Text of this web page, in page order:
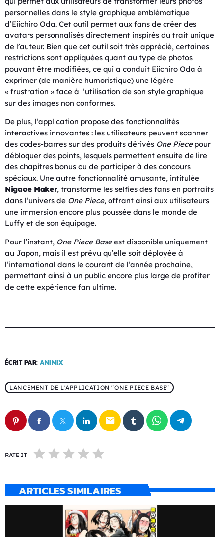
personnelles dans le style graphique emblématique
d’Eiichiro Oda. Cet outil permet aux fans de créer des
avatars personnalisés directement inspirés du trait unique
de l’auteur. Bien que cet outil soit très apprécié, certaines
restrictions sont appliquées quant au type de photos
pouvant être modifiées, ce qui a conduit Eiichiro Oda à
exprimer (de manière humoristique) une légère
« frustration » face à l’utilisation de son style graphique
sur des images non conformes.
De plus, l’application propose des fonctionnalités
interactives innovantes : les utilisateurs peuvent scanner
des codes-barres sur des produits dérivés One Piecepour
débloquer des points, lesquels permettent ensuite de lire
des chapitres bonus ou de participer à des concours
spéciaux. Une autre fonctionnalité amusante, intitulée
Nigaoe Maker, transforme les selfies des fans en portraits
dans l’univers de One Piece, offrant ainsi aux utilisateurs
une immersion encore plus poussée dans le monde de
Luffy et de son équipage.
Pour l’instant, One Piece Baseest disponible uniquement
au Japon, mais il est prévu qu’elle soit déployée à
l’international dans le courant de l’année prochaine,
permettant ainsi à un public encore plus large de profiter
de cette expérience fan ultime.
ÉCRIT PAR: ANIMIX
LANCEMENT DE L'APPLICATION "ONE PIECE BASE"
email
RATE IT
ARTICLES SIMILAIRES